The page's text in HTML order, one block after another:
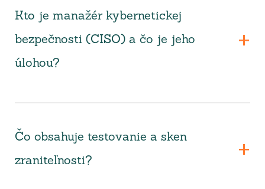
Kto je manažér kybernetickej
bezpečnosti (CISO) a čo je jeho
úlohou?
Čo obsahuje testovanie a sken
zraniteľnosti?